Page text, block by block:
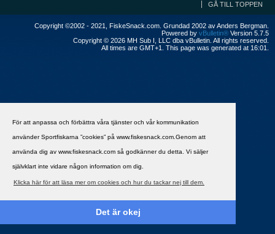
För att anpassa och förbättra våra tjänster och vår kommunikation
använder Sportfiskarna ”cookies” på www.fiskesnack.com.Genom att
använda dig av www.fiskesnack.com så godkänner du detta. Vi säljer
självklart inte vidare någon information om dig.
Klicka här för att läsa mer om cookies och hur du tackar nej till dem.
Det är okej
GÅ TILL TOPPEN
Copyright ©2002 - 2021, FiskeSnack.com. Grundad 2002 av Anders Bergman.
Powered by vBulletin® Version 5.7.5
Copyright © 2026 MH Sub I, LLC dba vBulletin. All rights reserved.
All times are GMT+1. This page was generated at 16:01.